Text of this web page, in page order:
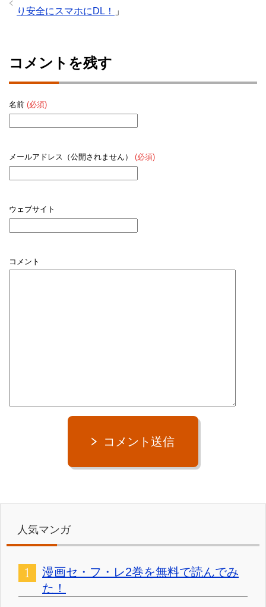
り安全にスマホにDL！
」
コメントを残す
名前 (必須)
メールアドレス（公開されません） (必須)
ウェブサイト
コメント
コメント送信
人気マンガ
漫画セ・フ・レ2巻を無料で読んでみ
た！